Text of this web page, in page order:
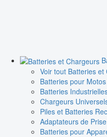
Voir tout Batteries et
Batteries pour Motos
Batteries
Chargeurs
Piles et Batteries
Adaptateurs de Prise
Batteries pour